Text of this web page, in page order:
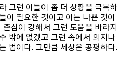
그런 이들이 좀 더 상황을 극복하
이 필요한 것이고 이는 나쁜 것이
심이 강해서 그런 도움을 바라지
밖에 없겠고 그런 속에서 의지나
법이다. 그만큼 세상은 공평하다.